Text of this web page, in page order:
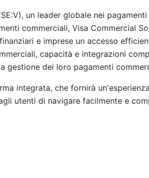
un leader globale nei
commerciali, Visa Commercial
e imprese un accesso
capacità e integrazioni
gestione dei loro pagamenti
integrata, che fornirà
utenti di navigare facilmente e